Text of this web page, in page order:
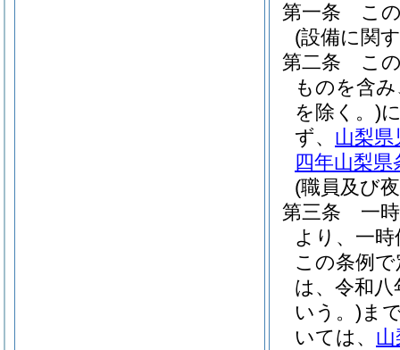
第一条
こ
(設備に関
第二条
こ
ものを含
を除く。)
ず、 山梨
四年山梨県
(職員及び
第三条
一
より、一
この条例
は、令和八
いう。) ま
いては、